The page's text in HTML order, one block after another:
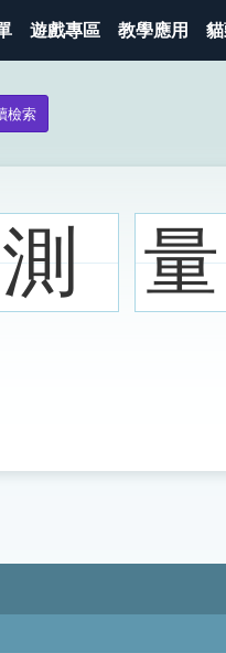
遊戲專區 教學應用
檢索
測 量